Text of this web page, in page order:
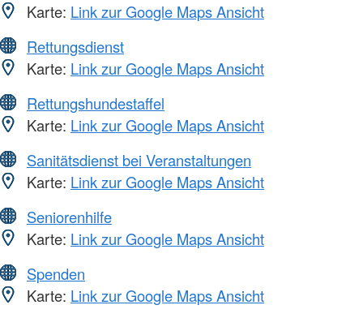
Karte: Link zur Google Maps Ansicht
Rettungsdienst
Karte: Link zur Google Maps Ansicht
Rettungshundestaffel
Karte: Link zur Google Maps Ansicht
Sanitätsdienst bei Veranstaltungen
Karte: Link zur Google Maps Ansicht
Seniorenhilfe
Karte: Link zur Google Maps Ansicht
Spenden
Karte: Link zur Google Maps Ansicht